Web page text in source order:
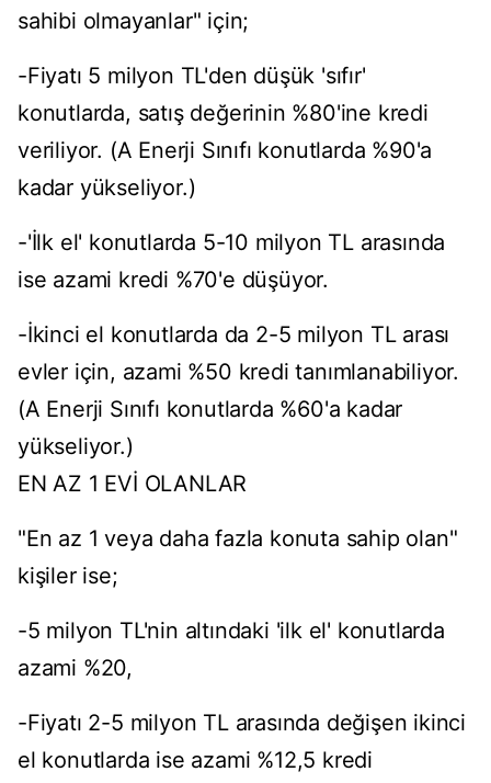
sahibi olmayanlar" için;
-Fiyatı 5 milyon TL'den düşük 'sıfır'
konutlarda, satış değerinin %80'ine kredi
veriliyor. (A Enerji Sınıfı konutlarda %90'a
kadar yükseliyor.)
-'İlk el' konutlarda 5-10 milyon TL arasında
ise azami kredi %70'e düşüyor.
-İkinci el konutlarda da 2-5 milyon TL arası
evler için, azami %50 kredi tanımlanabiliyor.
(A Enerji Sınıfı konutlarda %60'a kadar
yükseliyor.)
EN AZ 1 EVİ OLANLAR
"En az 1 veya daha fazla konuta sahip olan"
kişiler ise;
-5 milyon TL'nin altındaki 'ilk el' konutlarda
azami %20,
-Fiyatı 2-5 milyon TL arasında değişen ikinci
el konutlarda ise azami %12,5 kredi